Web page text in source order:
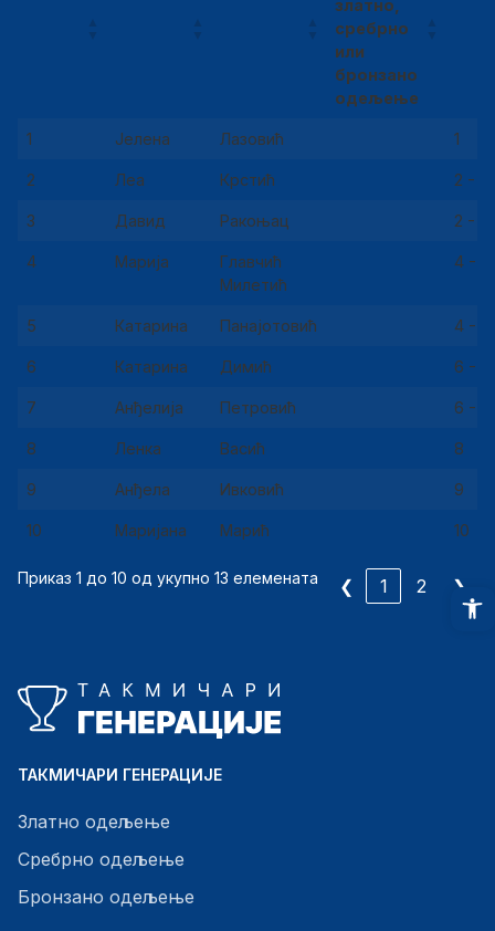
златно,
сребрно
или
бронзано
одељење
1 Јелена Лазовић 1
2 Леа Крстић 2 - 3
3 Давид Ракоњац 2 - 3
4 Марија
Главчић
Милетић
4 - 5
5 Катарина Панајотовић 4 - 5
6 Катарина Димић 6 - 7
7 Анђелија Петровић 6 - 7
8 Ленка Васић 8
9 Анђела Ивковић 9
10 Маријана Марић 10
Приказ 1 до 10 од укупно 13 елемената ❮ 1 2 ❯
ТАКМИЧАРИ ГЕНЕРАЦИЈЕ
Златно одељење
Сребрно одељење
Бронзано одељење